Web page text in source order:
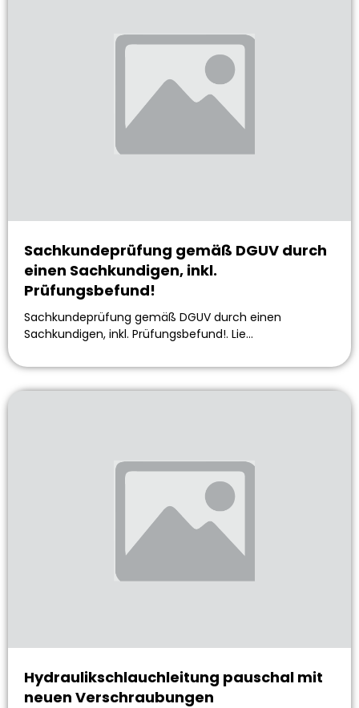
Sachkundeprüfung gemäß DGUV durch
einen Sachkundigen, inkl.
Prüfungsbefund!
Sachkundeprüfung gemäß DGUV durch einen
Sachkundigen, inkl. Prüfungsbefund!. Lie…
Hydraulikschlauchleitung pauschal mit
neuen Verschraubungen